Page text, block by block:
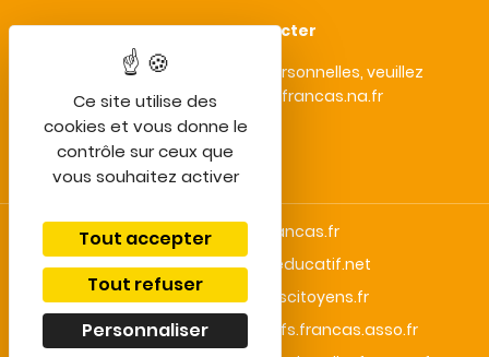
Ce site utilise des
cookies et vous donne le
contrôle sur ceux que
vous souhaitez activer
Tout accepter
Tout refuser
Personnaliser
•Nous contacter
• Protection des données personnelles, veuillez
contacter : vieprivee@francas.na.fr
bafa-lesfrancas.fr
centredeloisirseducatif.net
enfantsacteurscitoyens.fr
droitauxloisirscollectifs.francas.asso.fr